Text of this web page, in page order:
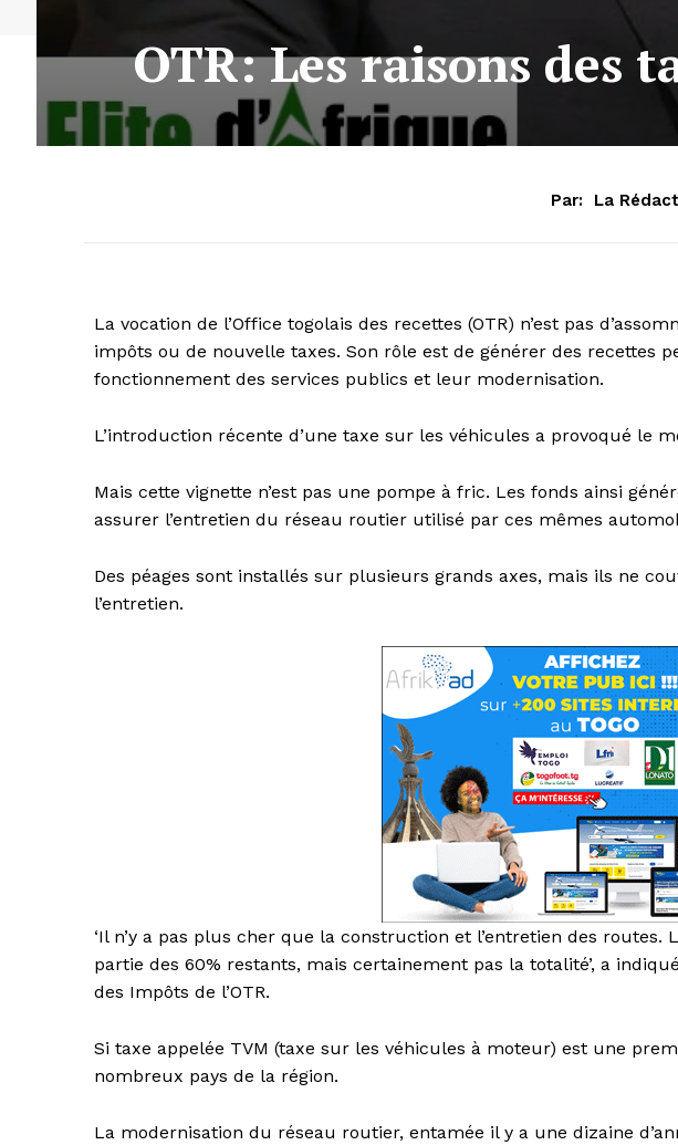
OTR: Les raisons des
Par: La
La vocation de l’Office togolais des recettes (OTR) n’est pas
impôts ou de nouvelle taxes. Son rôle est de générer des recettes
fonctionnement des services publics et leur modernisation.
L’introduction récente d’une taxe sur les véhicules a provoqué le
Mais cette vignette n’est pas une pompe à fric. Les fonds ainsi
assurer l’entretien du réseau routier utilisé par ces mêmes
Des péages sont installés sur plusieurs grands axes, mais ils ne
l’entretien.
‘Il n’y a pas plus cher que la construction et l’entretien des
partie des 60% restants, mais certainement pas la totalité’, a
des Impôts de l’OTR.
Si taxe appelée TVM (taxe sur les véhicules à moteur) est une
nombreux pays de la région.
La modernisation du réseau routier, entamée il y a une dizaine